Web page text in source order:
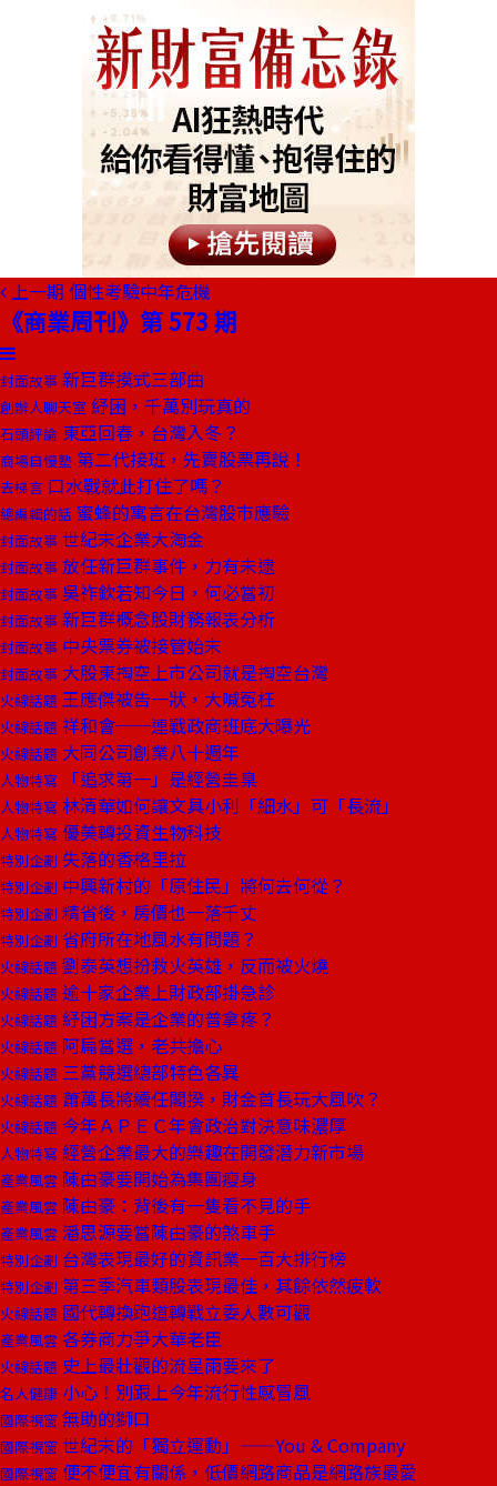
上一期 個性考驗中年危機
《商業周刊》第 573 期
封面故事 新巨群摸式三部曲
創辦人聊天室 紓困，千萬別玩真的
石頭評論 東亞回春，台灣入冬？
商場自慢塾 第二代接班，先賣股票再說！
去梯言 口水戰就此打住了嗎？
總編輯的話 蜜蜂的寓言在台灣股市應驗
封面故事 世紀末企業大淘金
封面故事 放任新巨群事件，力有未逮
封面故事 吳祚欽若知今日，何必當初
封面故事 新巨群概念股財務報表分析
封面故事 中央票券被接管始末
封面故事 大股東掏空上市公司就是掏空台灣
火線話題 王應傑被告一狀，大喊冤枉
火線話題 祥和會──連戰政商班底大曝光
火線話題 大同公司創業八十週年
人物特寫 「追求第一」是經營圭臬
人物特寫 林清華如何讓文具小利「細水」可「長流」
人物特寫 優美轉投資生物科技
特別企劃 失落的香格里拉
特別企劃 中興新村的「原住民」將何去何從？
特別企劃 精省後，房價也一落千丈
特別企劃 省府所在地風水有問題？
火線話題 劉泰英想扮救火英雄，反而被火燒
火線話題 逾十家企業上財政部掛急診
火線話題 紓困方案是企業的普拿疼？
火線話題 阿扁當選，老共擔心
火線話題 三黨競選總部特色各異
火線話題 蕭萬長將續任閣揆，財金首長玩大風吹？
火線話題 今年ＡＰＥＣ年會政治對決意味濃厚
人物特寫 經營企業最大的樂趣在開發潛力新市場
產業風雲 陳由豪要開始為集團瘦身
產業風雲 陳由豪：背後有一隻看不見的手
產業風雲 潘思源要當陳由豪的煞車手
特別企劃 台灣表現最好的資訊業一百大排行榜
特別企劃 第三季汽車類股表現最佳，其餘依然疲軟
火線話題 國代轉換跑道轉戰立委人數可觀
產業風雲 各券商力爭大華老臣
火線話題 史上最壯觀的流星雨要來了
名人健康 小心！別跟上今年流行性感冒風
國際視窗 無助的獅口
國際視窗 世紀末的「獨立運動」——You & Company
國際視窗 便不便宜有關係，低價網路商品是網路族最愛